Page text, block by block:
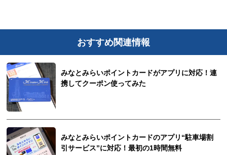
おすすめ関連情報
みなとみらいポイントカードがアプリに対応！連
携してクーポン使ってみた
みなとみらいポイントカードのアプリ“駐車場割
引サービス”に対応！最初の1時間無料